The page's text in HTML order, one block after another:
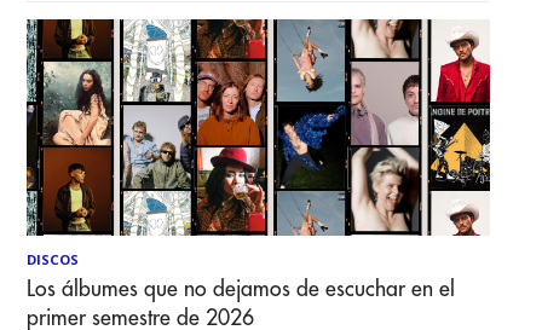
DISCOS
Los álbumes que no dejamos de escuchar en el
primer semestre de 2026